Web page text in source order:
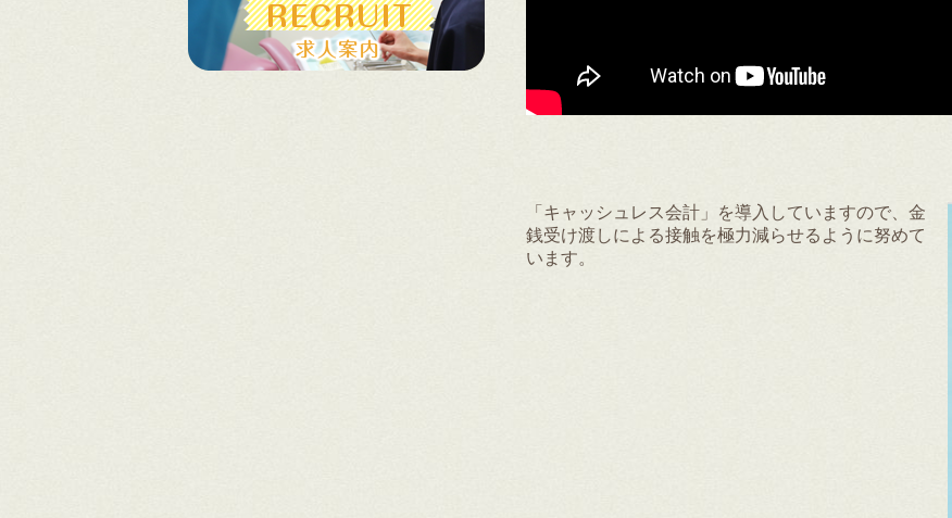
「キャッシュレス会計」を導入していますので、金
銭受け渡しによる接触を極力減らせるように努めて
います。